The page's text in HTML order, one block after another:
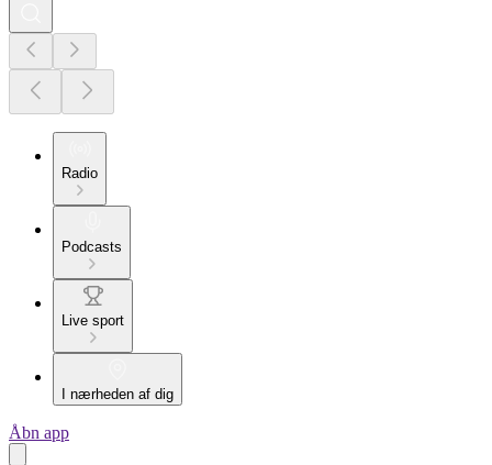
Radio
Podcasts
Live sport
I nærheden af dig
Åbn app